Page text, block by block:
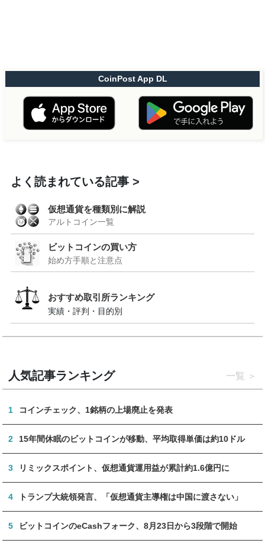
CoinPost App DL
よく読まれている記事
仮想通貨を種類別に解説
アルトコイン一覧
ビットコインの買い方
始め方手順と注意点
おすすめ取引所ランキング
実績・評判・目的別
人気記事ランキング 一覧
1 コインチェック、1銘柄の上場廃止を発表
2 15年間休眠のビットコインが移動、平均取得単価は約10ドル
3 リミックスポイント、仮想通貨運用益が累計約1.6億円に
4 トランプ大統領発言、「仮想通貨主導権は中国に渡さない」
5 ビットコインのeCashフォーク、8月23日から3段階で開始